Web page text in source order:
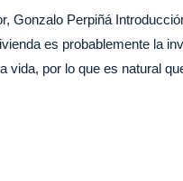
Gonzalo Perpiñá
es probablemente la
vida, por lo que es natural